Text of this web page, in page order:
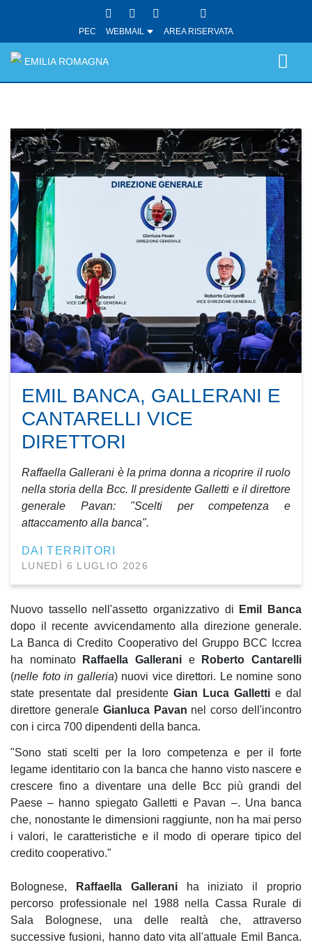
PEC WEBMAIL AREA RISERVATA
EMILIA ROMAGNA
EMIL BANCA, GALLERANI E
CANTARELLI VICE
DIRETTORI
Raffaella Gallerani è la prima donna a ricoprire il ruolo
nella storia della Bcc. Il presidente Galletti e il direttore
generale Pavan: "Scelti per competenza e
attaccamento alla banca".
DAI TERRITORI
LUNEDÌ 6 LUGLIO 2026
Nuovo tassello nell'assetto organizzativo di
Emil Banca
dopo il recente avvicendamento alla direzione generale.
La Banca di Credito Cooperativo del Gruppo BCC Iccrea
ha nominato
Raffaella Gallerani e
Roberto Cantarelli
(nelle foto in galleria) nuovi vice direttori. Le nomine sono
state presentate dal presidente Gian Luca Galletti e dal
direttore generale Gianluca Pavan nel corso dell'incontro
con i circa 700 dipendenti della banca.
"Sono stati scelti per la loro competenza e per il forte
legame identitario con la banca che hanno visto nascere e
crescere fino a diventare una delle Bcc più grandi del
Paese – hanno spiegato Galletti e Pavan –. Una banca
che, nonostante le dimensioni raggiunte, non ha mai perso
i valori, le caratteristiche e il modo di operare tipico del
credito cooperativo."
Bolognese, Raffaella Gallerani
ha iniziato il proprio
percorso professionale nel 1988 nella Cassa Rurale di
Sala Bolognese, una delle realtà che, attraverso
successive fusioni, hanno dato vita all'attuale Emil Banca.